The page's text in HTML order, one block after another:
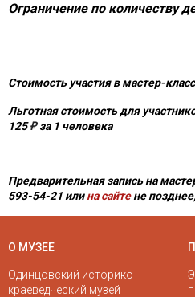
Ограничение по количеству
Стоимость участия в мастер-
Льготная стоимость для
125₽за 1 человека
Предварительная запись на
593-54-21 илина сайтене
О МУЗЕЕ
Одинцовский историко-
краеведческий музей